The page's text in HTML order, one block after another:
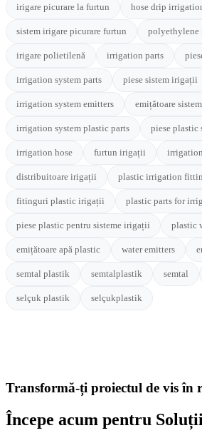
irigare picurare la furtun hose drip
sistem irigare picurare furtun polyethylene
irigare polietilenă irrigation parts
irrigation system parts piese sistem irigații
irrigation system emitters emițătoare
irrigation system plastic parts piese plastic
irrigation hose furtun irigații
distribuitoare irigații plastic irrigation
fitinguri plastic irigații plastic parts for
piese plastic pentru sisteme irigații plastic
emițătoare apă plastic water emitters
semtal plastik semtalplastik semtal
selçuk plastik selçukplastik
Transformă-ți proiectul de vis în
Începe acum pentru